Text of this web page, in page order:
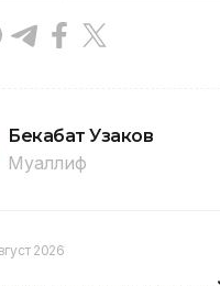
Бекабат Узаков
Муаллиф
2026